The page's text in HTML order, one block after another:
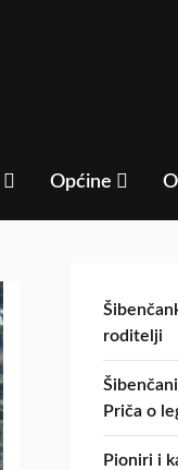
Općine
roditelji
Priča o
Pioniri i